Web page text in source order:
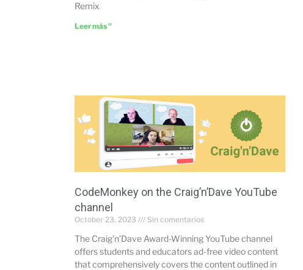
Remix
Leer más "
CodeMonkey on the Craig’n’Dave YouTube
channel
October 23, 2023 Sin comentarios
The Craig’n’Dave Award-Winning YouTube channel
offers students and educators ad-free video content
that comprehensively covers the content outlined in